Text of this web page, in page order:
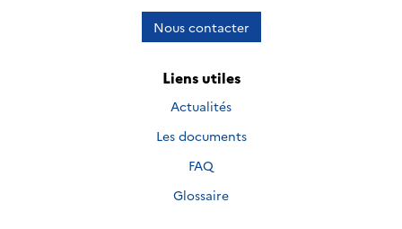
Nous contacter
Liens utiles
Actualités
Les documents
FAQ
Glossaire